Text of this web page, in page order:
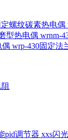
定螺纹碳素热电偶
型热电偶 wrnm-
偶 wrp-430固定法
pid调节器 xxs闪